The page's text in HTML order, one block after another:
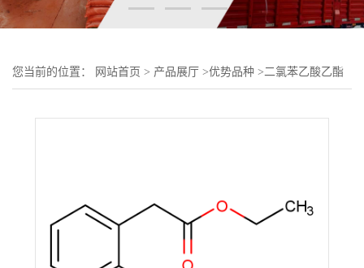
您当前的位置： 网站首页 > 产品展厅 >优势品种 > 二氯苯乙酸乙酯